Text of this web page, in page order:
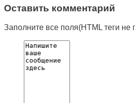
Оставить комментарий
Заполните все поля(HTML теги